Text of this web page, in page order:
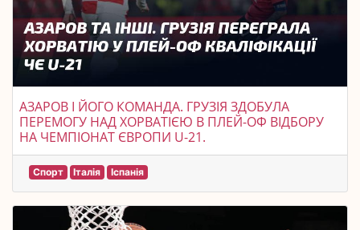
АЗАРОВ І ЙОГО КОМАНДА. ГРУЗІЯ ЗДОБУЛА
ПЕРЕМОГУ НАД ХОРВАТІЄЮ В ПЛЕЙ-ОФ ВІДБОРУ
НА ЧЕМПІОНАТ ЄВРОПИ U-21.
Спорт Італія Іспанія